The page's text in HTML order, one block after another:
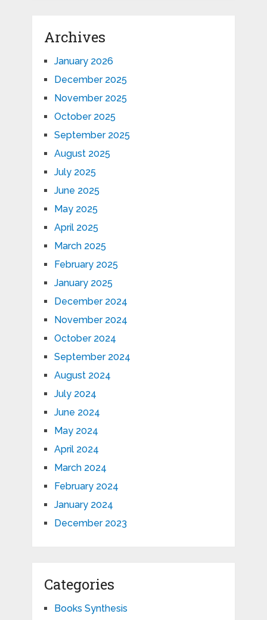
Archives
January 2026
December 2025
November 2025
October 2025
September 2025
August 2025
July 2025
June 2025
May 2025
April 2025
March 2025
February 2025
January 2025
December 2024
November 2024
October 2024
September 2024
August 2024
July 2024
June 2024
May 2024
April 2024
March 2024
February 2024
January 2024
December 2023
Categories
Books Synthesis